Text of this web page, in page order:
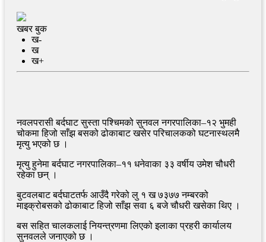
खबर बुक
ख-
ख
ख+
नवलपरासी बर्दघाट सुस्ता पश्चिमको सुनवल नगरपालिका–१२ भुमही
चोकमा हिजो साँझ बसको ढोकाबाट खसेर परिचालकको घटनास्थलमै
मृत्यु भएको छ ।
मृत्यु हुनेमा बर्दघाट नगरपालिका–११ धनेवाका ३३ वर्षीय उमेश चौधरी
रहेका छन् ।
बुटवलबाट बर्दघाटतर्फ आउँदै गरेको लु १ ख ७३७७ नम्बरको
माइक्रोबसको ढोकाबाट हिजो साँझ सवा ६ बजे चौधरी खसेका थिए ।
बस सहित चालकलाई नियन्त्रणमा लिएको इलाका प्रहरी कार्यालय
सुनवलले जनाएको छ ।